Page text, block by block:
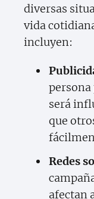
diversas
vida
incluyen:
persona
será
que
Redes
afectan